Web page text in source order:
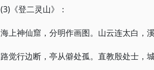
(3)《登二灵山》：
海上神仙窟，分明作画图。山云连太白，溪
路觉行边断，亭从僻处孤。直教殷处士，城